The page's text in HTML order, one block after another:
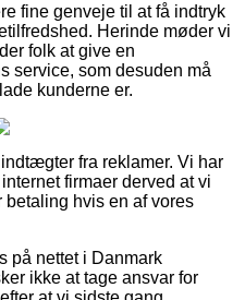
fine genveje til at få indtryk
Herinde møder vi
folk at give en
service, som desuden må
kunderne er.
fra reklamer. Vi har
firmaer derved at vi
betaling hvis en af vores
på nettet i Danmark
ikke at tage ansvar for